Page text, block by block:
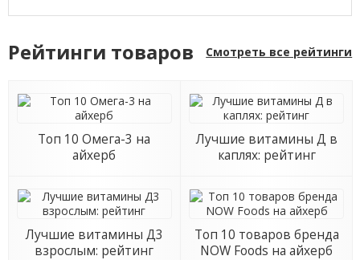
Рейтинги товаров Смотреть все рейтинги
Топ 10 Омега-3 на
айхерб
Лучшие витамины Д в
каплях: рейтинг
Лучшие витамины Д3
взрослым: рейтинг
Топ 10 товаров бренда
NOW Foods на айхерб